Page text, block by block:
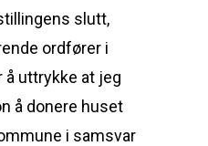
slutt,
ordfører i
uttrykke at jeg
å donere huset
i samsvar